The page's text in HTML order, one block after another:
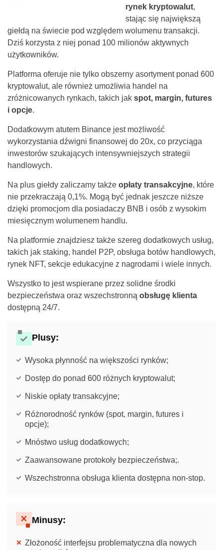
rynek kryptowalut,
stając się największą
giełdą na świecie pod względem wolumenu transakcji.
Dziś korzysta z niej ponad 100 milionów aktywnych
użytkowników.
Platforma oferuje nie tylko obszerny asortyment ponad 600
kryptowalut, ale również umożliwia handel na
zróżnicowanych rynkach, takich jak spot, margin, futures
i opcje.
Dodatkowym atutem Binance jest możliwość
wykorzystania dźwigni finansowej do 20x, co przyciąga
inwestorów szukających intensywniejszych strategii
handlowych.
Na plus giełdy zaliczamy także opłaty transakcyjne, które
nie przekraczają 0,1%. Mogą być jednak jeszcze niższe
dzięki promocjom dla posiadaczy BNB i osób z wysokim
miesięcznym wolumenem handlu.
Na platformie znajdziesz także szereg dodatkowych usług,
takich jak staking, handel P2P, obsługa botów handlowych,
rynek NFT, sekcje edukacyjne z nagrodami i wiele innych.
Wszystko to jest wspierane przez solidne środki
bezpieczeństwa oraz wszechstronną obsługę klienta
dostępną 24/7.
Plusy:
Wysoka płynność na większości rynków;
Dostęp do ponad 600 różnych kryptowalut;
Niskie opłaty transakcyjne;
Różnorodność rynków (spot, margin, futures i
opcje);
Mnóstwo usług dodatkowych;
Zaawansowane protokoły bezpieczeństwa;.
Wszechstronna obsługa klienta dostępna non-stop.
Minusy:
Złożoność interfejsu problematyczna dla nowych